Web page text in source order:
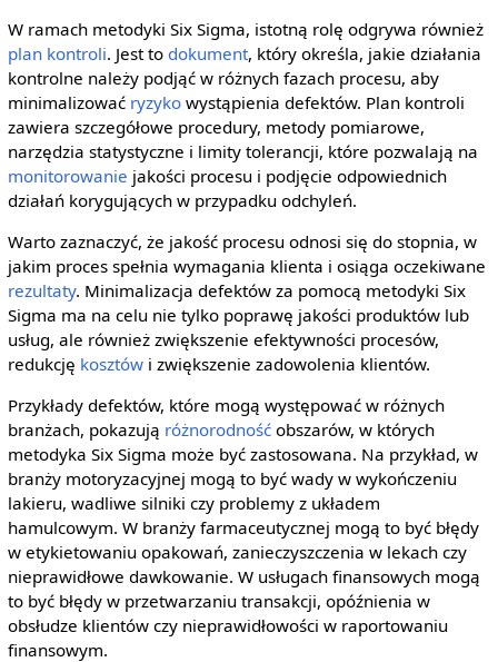
W ramach metodyki Six Sigma, istotną rolę odgrywa również
plan kontroli. Jest to dokument, który określa, jakie działania
kontrolne należy podjąć w różnych fazach procesu, aby
minimalizować ryzykowystąpienia defektów. Plan kontroli
zawiera szczegółowe procedury, metody pomiarowe,
narzędzia statystyczne i limity tolerancji, które pozwalają na
monitorowanie jakości procesu i podjęcie odpowiednich
działań korygujących w przypadku odchyleń.
Warto zaznaczyć, że jakość procesu odnosi się do stopnia, w
jakim proces spełnia wymagania klienta i osiąga oczekiwane
rezultaty. Minimalizacja defektów za pomocą metodyki Six
Sigma ma na celu nie tylko poprawę jakości produktów lub
usług, ale również zwiększenie efektywności procesów,
redukcję kosztówi zwiększenie zadowolenia klientów.
Przykłady defektów, które mogą występować w różnych
branżach, pokazują różnorodnośćobszarów, w których
metodyka Six Sigma może być zastosowana. Na przykład, w
branży motoryzacyjnej mogą to być wady w wykończeniu
lakieru, wadliwe silniki czy problemy z układem
hamulcowym. W branży farmaceutycznej mogą to być błędy
w etykietowaniu opakowań, zanieczyszczenia w lekach czy
nieprawidłowe dawkowanie. W usługach finansowych mogą
to być błędy w przetwarzaniu transakcji, opóźnienia w
obsłudze klientów czy nieprawidłowości w raportowaniu
finansowym.